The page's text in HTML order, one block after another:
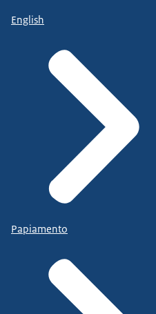
English
Papiamento